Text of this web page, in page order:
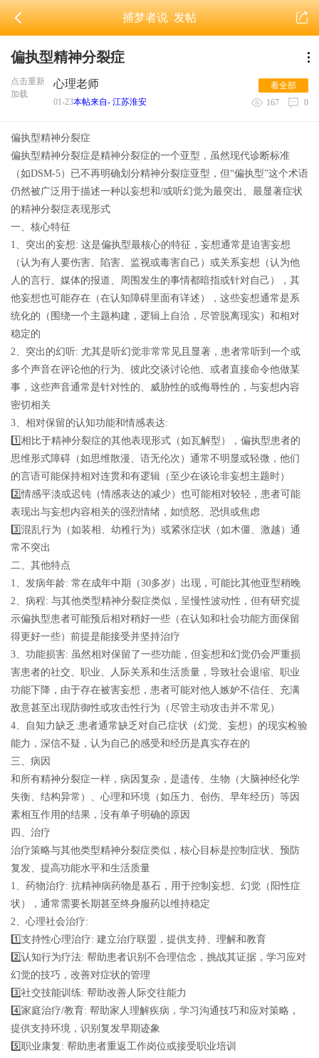
捕梦者说发帖
偏执型精神分裂症
点击重新
加载
心理老师
01-23本帖来自- 江苏淮安
看全部
167
0
偏执型精神分裂症
偏执型精神分裂症是精神分裂症的一个亚型，虽然现代诊断标准
（如DSM-5）已不再明确划分精神分裂症亚型，但“偏执型”这个术语
仍然被广泛用于描述一种以妄想和/或听幻觉为最突出、最显著症状
的精神分裂症表现形式
一、核心特征
1、突出的妄想: 这是偏执型最核心的特征，妄想通常是迫害妄想
（认为有人要伤害、陷害、监视或毒害自己）或关系妄想（认为他
人的言行、媒体的报道、周围发生的事情都暗指或针对自己），其
他妄想也可能存在（在认知障碍里面有详述），这些妄想通常是系
统化的（围绕一个主题构建，逻辑上自洽，尽管脱离现实）和相对
稳定的
2、突出的幻听: 尤其是听幻觉非常常见且显著，患者常听到一个或
多个声音在评论他的行为、彼此交谈讨论他、或者直接命令他做某
事，这些声音通常是针对性的、威胁性的或侮辱性的，与妄想内容
密切相关
3、相对保留的认知功能和情感表达:
1️⃣相比于精神分裂症的其他表现形式（如瓦解型），偏执型患者的
思维形式障碍（如思维散漫、语无伦次）通常不明显或轻微，他们
的言语可能保持相对连贯和有逻辑（至少在谈论非妄想主题时）
2️⃣情感平淡或迟钝（情感表达的减少）也可能相对较轻，患者可能
表现出与妄想内容相关的强烈情绪，如愤怒、恐惧或焦虑
3️⃣混乱行为（如装相、幼稚行为）或紧张症状（如木僵、激越）通
常不突出
二、其他特点
1、发病年龄: 常在成年中期（30多岁）出现，可能比其他亚型稍晚
2、病程: 与其他类型精神分裂症类似，呈慢性波动性，但有研究提
示偏执型患者可能预后相对稍好一些（在认知和社会功能方面保留
得更好一些）前提是能接受并坚持治疗
3、功能损害: 虽然相对保留了一些功能，但妄想和幻觉仍会严重损
害患者的社交、职业、人际关系和生活质量，导致社会退缩、职业
功能下降，由于存在被害妄想，患者可能对他人嫉妒不信任、充满
敌意甚至出现防御性或攻击性行为（尽管主动攻击并不常见）
4、自知力缺乏:患者通常缺乏对自己症状（幻觉、妄想）的现实检验
能力，深信不疑，认为自己的感受和经历是真实存在的
三、病因
和所有精神分裂症一样，病因复杂，是遗传、生物（大脑神经化学
失衡、结构异常）、心理和环境（如压力、创伤、早年经历）等因
素相互作用的结果，没有单子明确的原因
四、治疗
治疗策略与其他类型精神分裂症类似，核心目标是控制症状、预防
复发、提高功能水平和生活质量
1、药物治疗: 抗精神病药物是基石，用于控制妄想、幻觉（阳性症
状），通常需要长期甚至终身服药以维持稳定
2、心理社会治疗:
1️⃣支持性心理治疗: 建立治疗联盟，提供支持、理解和教育
2️⃣认知行为疗法: 帮助患者识别不合理信念，挑战其证据，学习应对
幻觉的技巧，改善对症状的管理
3️⃣社交技能训练: 帮助改善人际交往能力
4️⃣家庭治疗/教育: 帮助家人理解疾病，学习沟通技巧和应对策略，
提供支持环境，识别复发早期迹象
5️⃣职业康复: 帮助患者重返工作岗位或接受职业培训